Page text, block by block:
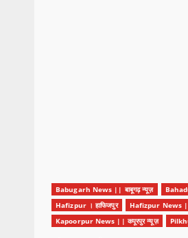
Babugarh News || बाबूगढ़ न्यूज़
Hafizpur । हाफिजपुर
Hafizpur News
Kapoorpur News || कपूरपुर न्यूज़